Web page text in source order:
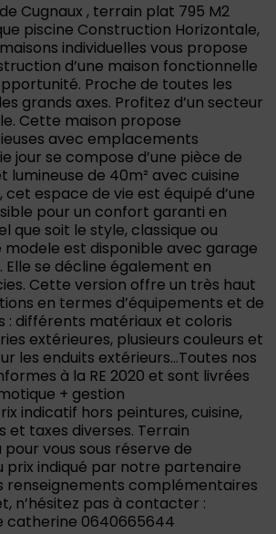
Cugnaux , terrain plat 795 M2
piscine Construction Horizontale,
individuelles vous propose
d’une maison fonctionnelle
Proche de toutes les
grands axes. Profitez d’un secteur
Cette maison propose
avec emplacements
jour se compose d’une pièce de
de 40m² avec cuisine
espace de vie est équipé d’une
pour un confort garanti en
que soit le style, classique ou
est disponible avec garage
se décline également en
Cette version offre un très haut
en termes d’équipements et de
: différents matériaux et coloris
extérieures, plusieurs couleurs et
les enduits extérieurs…Toutes nos
à la RE 2020 et sont livrées
+ gestion
indicatif hors peintures, cuisine,
et taxes diverses. Terrain
vous sous réserve de
prix indiqué par notre partenaire
renseignements complémentaires
n’hésitez pas à contacter :
catherine 0640665644